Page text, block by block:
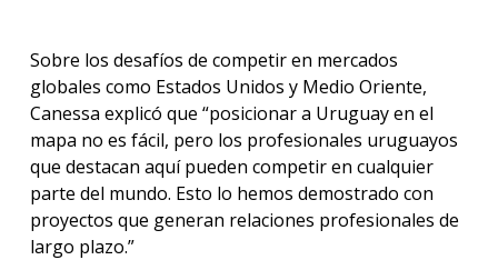
Sobre los desafíos de competir en mercados
globales como Estados Unidos y Medio Oriente,
Canessa explicó que “posicionar a Uruguay en el
mapa no es fácil, pero los profesionales uruguayos
que destacan aquí pueden competir en cualquier
parte del mundo. Esto lo hemos demostrado con
proyectos que generan relaciones profesionales de
largo plazo.”